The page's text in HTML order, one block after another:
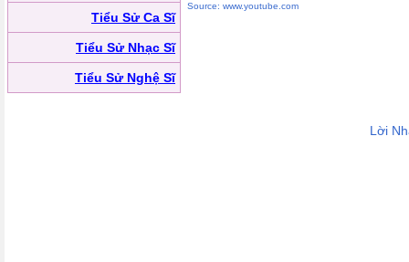
Tiểu Sử Ca Sĩ
Tiểu Sử Nhạc Sĩ
Tiểu Sử Nghệ Sĩ
Source: www.youtube.com
Lời